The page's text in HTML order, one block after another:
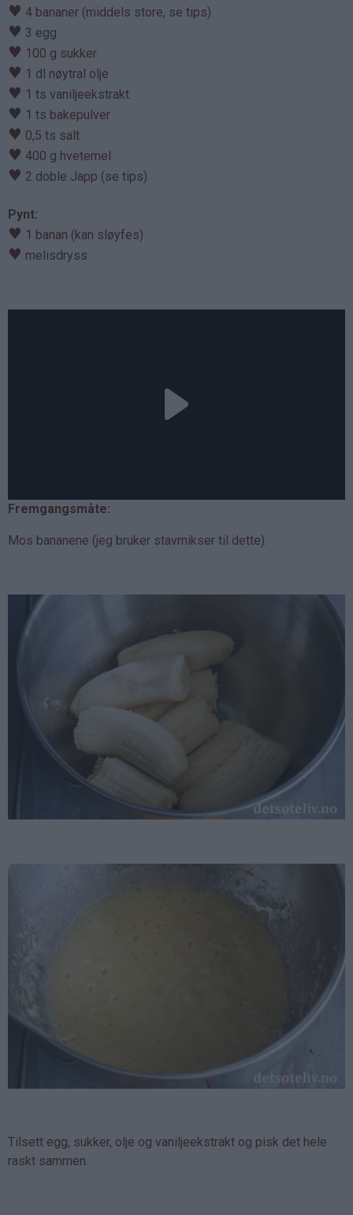
♥ 4 bananer (middels store, se tips)
♥ 3 egg
♥ 100 g sukker
♥ 1 dl nøytral olje
♥ 1 ts vaniljeekstrakt
♥ 1 ts bakepulver
♥ 0,5 ts salt
♥ 400 g hvetemel
♥ 2 doble Japp (se tips)
Pynt:
♥ 1 banan (kan sløyfes)
♥ melisdryss
Fremgangsmåte:
Mos bananene (jeg bruker stavmikser til dette).
Tilsett egg, sukker, olje og vaniljeekstrakt og pisk det hele
raskt sammen.